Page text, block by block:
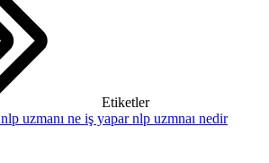
Etiketler
nlp uzmanı ne iş yaparnlp uzmnaı nedir